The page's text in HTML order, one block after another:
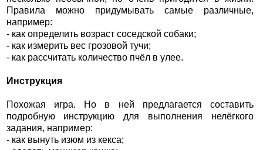
Правила можно придумывать самые различные,
например:
- как определить возраст соседской собаки;
- как измерить вес грозовой тучи;
- как рассчитать количество пчёл в улее.
Инструкция
Похожая игра. Но в ней предлагается составить
подробную инструкцию для выполнения нелёгкого
задания, например:
- как вынуть изюм из кекса;